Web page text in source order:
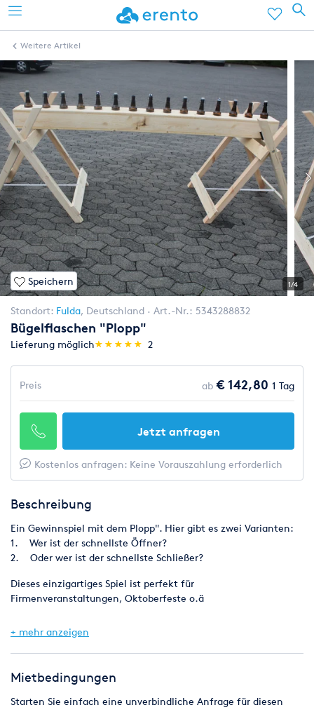
Weitere Artikel
Speichern 1/4
Standort: Fulda, Deutschland Art.-Nr.: 5343288832
Bügelflaschen "Plopp"
Lieferung möglich(*)
★
★
(*)★
★
(*) ★
★
(*) ★
★
(*) ★
★ 2
Preis ab € 142,80 1 Tag
Jetzt anfragen
Kostenlos anfragen: Keine Vorauszahlung erforderlich
Beschreibung
Ein Gewinnspiel mit dem Plopp". Hier gibt es zwei Varianten:
1. Wer ist der schnellste Öffner?
2. Oder wer ist der schnellste Schließer?
Dieses einzigartiges Spiel ist perfekt für
Firmenveranstaltungen, Oktoberfeste o.ä
Platzbedarf (L/B/H): ca. 2,50 x 1,50x 2,50m
oder zum
Selbstbetrieb buchbar.
Der Preis versteht sich ohne Betreuungsperson, zzgl. Mwst. und
+ mehr anzeigen
Mietbedingungen
Starten Sie einfach eine unverbindliche Anfrage für diesen